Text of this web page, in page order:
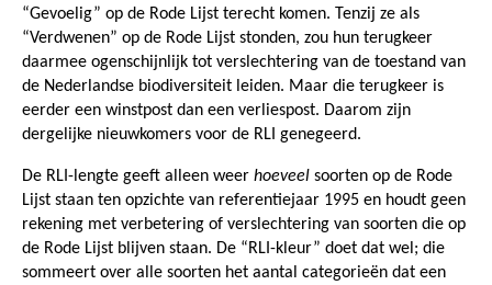
“Gevoelig” op de Rode Lijst terecht komen. Tenzij ze als
“Verdwenen” op de Rode Lijst stonden, zou hun terugkeer
daarmee ogenschijnlijk tot verslechtering van de toestand van
de Nederlandse biodiversiteit leiden. Maar die terugkeer is
eerder een winstpost dan een verliespost. Daarom zijn
dergelijke nieuwkomers voor de RLI genegeerd.
De RLI-lengte geeft alleen weer hoeveel soorten op de Rode
Lijst staan ten opzichte van referentiejaar 1995 en houdt geen
rekening met verbetering of verslechtering van soorten die op
de Rode Lijst blijven staan. De “RLI-kleur” doet dat wel; die
sommeert over alle soorten het aantal categorieën dat een